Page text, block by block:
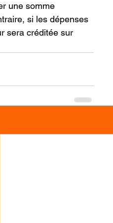
une somme
si les dépenses
sera créditée sur